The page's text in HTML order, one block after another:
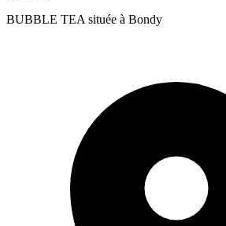
BUBBLE TEA située à Bondy